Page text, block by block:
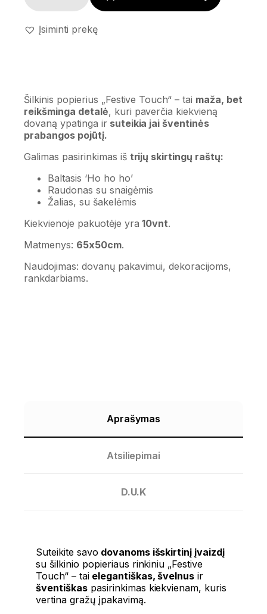
Įsiminti prekę
Šilkinis popierius „Festive Touch“ – tai maža, bet
reikšminga detalė, kuri paverčia kiekvieną
dovaną ypatinga irsuteikia jai šventinės
prabangos pojūtį.
Galimas pasirinkimas iš trijų skirtingų raštų:
Baltasis ‘Ho ho ho’
Raudonas su snaigėmis
Žalias, su šakelėmis
Kiekvienoje pakuotėje yra10vnt.
Matmenys: 65x50cm.
Naudojimas: dovanų pakavimui, dekoracijoms,
rankdarbiams.
Aprašymas
Atsiliepimai
D.U.K
Suteikite savo dovanoms išskirtinį įvaizdį
su šilkinio popieriaus rinkiniu „Festive
Touch“– taielegantiškas, švelnus ir
šventiškaspasirinkimas kiekvienam, kuris
vertina gražų įpakavimą.